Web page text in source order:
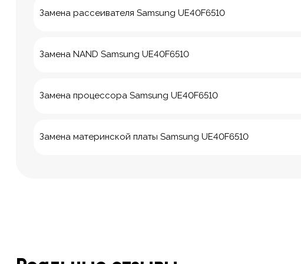
Замена рассеивателя Samsung UE40F6510
Замена NAND Samsung UE40F6510
Замена процессора Samsung UE40F6510
Замена материнской платы Samsung UE40F6510